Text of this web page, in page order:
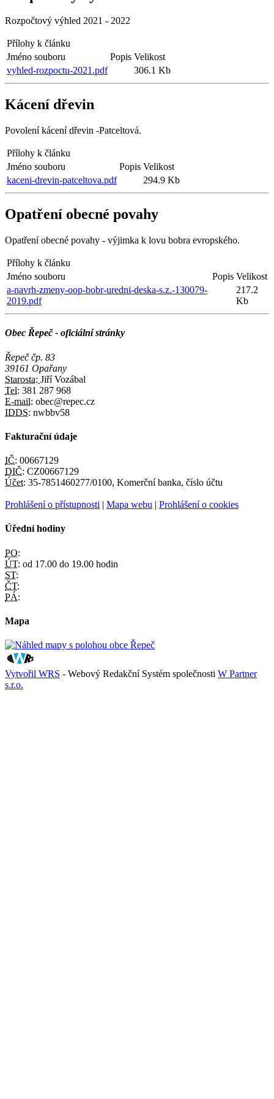
Rozpočtový výhled 2021 - 2022
Přílohy k článku
Jméno souboru
Popis Velikost
vyhled-rozpoctu-2021.pdf
306.1 Kb
Kácení dřevin
Povolení kácení dřevin -Patceltová.
Přílohy k článku
Jméno souboru
Popis Velikost
kaceni-drevin-patceltova.pdf
294.9 Kb
Opatření obecné povahy
Opatření obecné povahy - výjimka k lovu bobra evropského.
Přílohy k článku
Jméno souboru
Popis Velikost
a-navrh-zmeny-oop-bobr-uredni-deska-s.z.-130079-
2019.pdf
217.2
Kb
Obec Řepeč - oficiální stránky
Řepeč čp. 83
39161 Opařany
Starosta: Jiří Vozábal
Tel: 381 287 968
E-mail: obec@repec.cz
IDDS: nwbbv58
Fakturační údaje
IČ: 00667129
DIČ: CZ00667129
Účet: 35-7851460277/0100, Komerční banka, číslo účtu
Prohlášení o přístupnosti | Mapa webu | Prohlášení o cookies
Úřední hodiny
PO:
ÚT: od 17.00 do 19.00 hodin
ST:
ČT:
PÁ:
Mapa
Vytvořil WRS - Webový Redakční Systém společnosti W Partner
s.r.o.